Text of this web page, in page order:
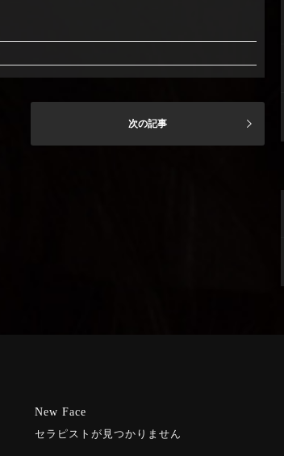
次の記事
New Face
セラピストが見つかりません